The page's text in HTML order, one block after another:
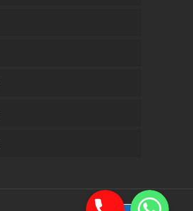
Telefon WhatsApp